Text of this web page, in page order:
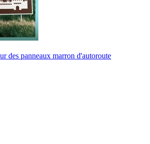
des panneaux marron d'autoroute